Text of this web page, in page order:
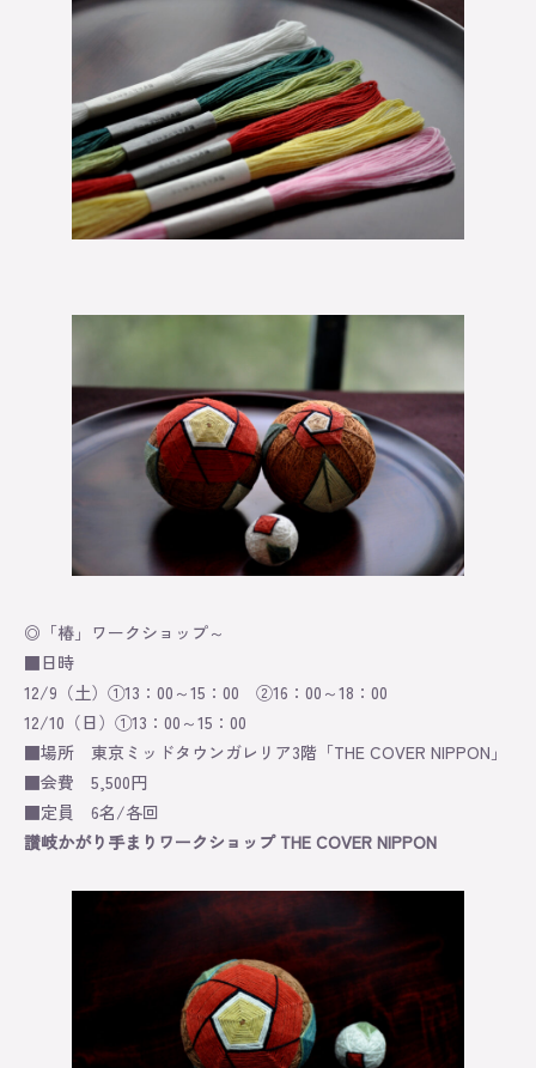
Information
Exhibition
Lesson
Original
Online Store
◎「椿」ワークショップ～
■日時
12/9（土）①13：00～15：00 ②16：00～18：00
12/10（日）①13：00～15：00
■場所 東京ミッドタウンガレリア3階「THE COVER NIPPON」
■会費 5,500円
■定員 6名/各回
讃岐かがり手まりワークショップ THE COVER NIPPON